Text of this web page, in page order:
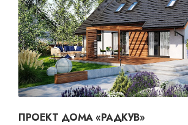
ПРОЕКТ ДОМА «РАДКУВ»